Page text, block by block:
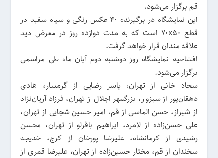
قم برگزار می‌شود.
این نمایشگاه در برگیرنده ۴۰ عکس رنگی و سیاه سفید در
قطع ۷۰x۵۰ است که به مدت دوازده روز در معرض دید
علاقه مندان قرار خواهد گرفت.
افتتاحیه نمایشگاه روز دوشنبه دوم آبان ماه طی مراسمی
برگزار می‌شود.
سجاد خانی از تهران، یاسر رضایی از گرمسار، هادی
دهقان‌پور از سبزوار، بزرگمهر اجلال از تهران، فرزاد آریان‌نژاد
از شیراز، حسن الماسی از قم، امیر حسین شجایی از تهران،
علی حسن‌زاده از لامرد، ابراهیم باقرلو از تهران، محسن
رشیدی از کرمانشاه، علیرضا پورخان از کرج، خدیجه
سخندان از قم، مختار حسین‌زاده از تهران، علیرضا قمری از